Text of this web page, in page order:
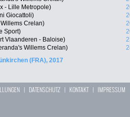
- Lille Metropole)
Giocattoli)
Crelan)
Sport)
Vlaanderen - Baloise)
Willems Crelan)
(FRA), 2017
| DATENSCHUTZ | KONTAKT| IMPRESSUM